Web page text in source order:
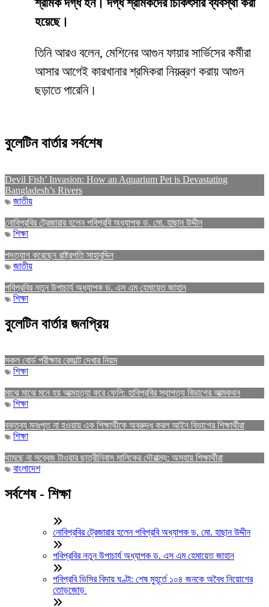
শ্রমিক দগ্ধ হন। দগ্ধ শ্রমিকদের চিকিৎসার ব্যবস্থা করা
হয়েছে।
তিনি আরও বলেন, মেশিনের আগুন ফায়ার সার্ভিসের কর্মীরা
আসার আগেই কারখানার শ্রমিকরা নিয়ন্ত্রণ করায় আগুন
ছড়াতে পারেনি।
বুলেটিন বার্তার সর্বশেষ
Devil Fish’ Invasion: How an Aquarium Pet is Devastating
Bangladesh’s Rivers
জাতীয়
নোবিপ্রবির ট্রেজারার হলেন পবিপ্রবি অধ্যাপক ড. মো. হাছান উদ্দীন
শিক্ষা
পদত্যাগ করেছেন রাষ্ট্রপতি সাহাবুদ্দিন
জাতীয়
পবিপ্রবির নতুন উপাচার্য অধ্যাপক ড. এস এম হেমায়েত জাহান
শিক্ষা
বুলেটিন বার্তার জনপ্রিয়
সকল বোর্ড পরীক্ষার রেজাল্ট দেখার নিয়ম
শিক্ষা
মাঝে মাঝে মনে হয় আত্মহত্যা করে ফেলি: হাবিপ্রবির স্থাপত্য বিভাগের আত্মকথন
শিক্ষা
বক্তব্য মনঃপুত না হওয়ায় এক শিক্ষার্থীকে অবরুদ্ধ করল আইন বিভাগের শিক্ষার্থীরা
শিক্ষা
থামছে না সব্বেজ টাওয়ার ছাত্রীনিবাস মালিকের দৌরাত্ম্য: অসহায় শিক্ষার্থীরা
বাংলাদেশ
সর্বশেষ - শিক্ষা
নোবিপ্রবির ট্রেজারার হলেন পবিপ্রবি অধ্যাপক ড. মো. হাছান উদ্দীন
পবিপ্রবির নতুন উপাচার্য অধ্যাপক ড. এস এম হেমায়েত জাহান
পবিপ্রবি ভিসির বিদায় ঘণ্টা: শেষ মুহূর্তে ১০৪ জনকে অবৈধ নিয়োগের
তোড়জোড়